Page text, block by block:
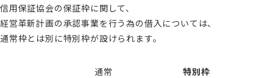
信用保証協会の保証枠に関して、
経営革新計画の承認事業を行う為の借入については、
通常枠とは別に特別枠が設けられます。
通常
特別枠